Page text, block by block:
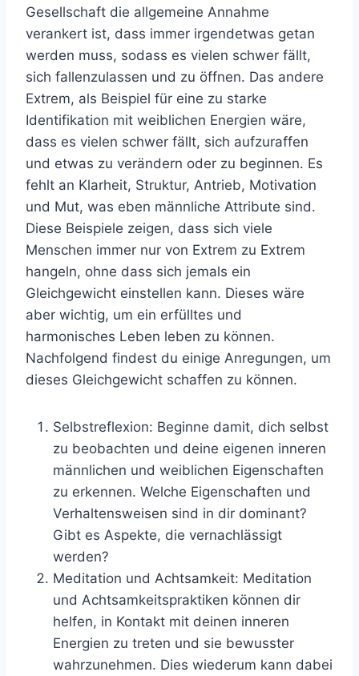
Gesellschaft die allgemeine Annahme
verankert ist, dass immer irgendetwas getan
werden muss, sodass es vielen schwer fällt,
sich fallenzulassen und zu öffnen. Das andere
Extrem, als Beispiel für eine zu starke
Identifikation mit weiblichen Energien wäre,
dass es vielen schwer fällt, sich aufzuraffen
und etwas zu verändern oder zu beginnen. Es
fehlt an Klarheit, Struktur, Antrieb, Motivation
und Mut, was eben männliche Attribute sind.
Diese Beispiele zeigen, dass sich viele
Menschen immer nur von Extrem zu Extrem
hangeln, ohne dass sich jemals ein
Gleichgewicht einstellen kann. Dieses wäre
aber wichtig, um ein erfülltes und
harmonisches Leben leben zu können.
Nachfolgend findest du einige Anregungen, um
dieses Gleichgewicht schaffen zu können.
Selbstreflexion: Beginne damit, dich selbst
zu beobachten und deine eigenen inneren
männlichen und weiblichen Eigenschaften
zu erkennen. Welche Eigenschaften und
Verhaltensweisen sind in dir dominant?
Gibt es Aspekte, die vernachlässigt
werden?
Meditation und Achtsamkeit: Meditation
und Achtsamkeitspraktiken können dir
helfen, in Kontakt mit deinen inneren
Energien zu treten und sie bewusster
wahrzunehmen. Dies wiederum kann dabei